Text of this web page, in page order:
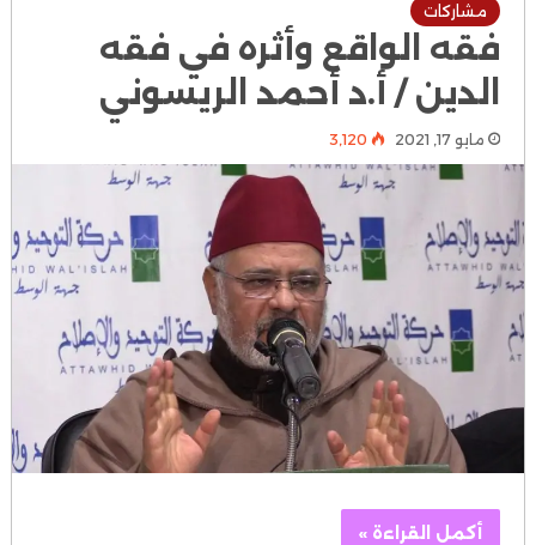
مشاركات
فقه الواقع وأثره في فقه
الدين / أ.د أحمد الريسوني
مايو 17, 2021 3٬120
أكمل القراءة »